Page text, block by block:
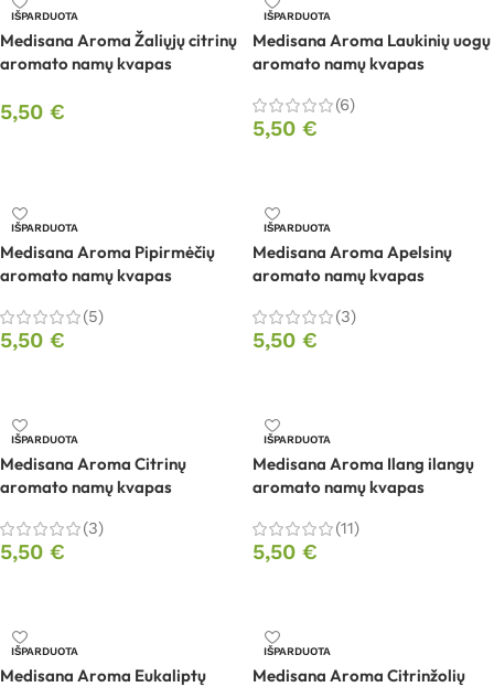
IŠPARDUOTA
Medisana Aroma Žaliųjų citrinų
aromato namų kvapas
5,50 €
IŠPARDUOTA
Medisana Aroma Laukinių uogų
aromato namų kvapas
(6)
5,50 €
IŠPARDUOTA
Medisana Aroma Pipirmėčių
aromato namų kvapas
(5)
5,50 €
IŠPARDUOTA
Medisana Aroma Apelsinų
aromato namų kvapas
(3)
5,50 €
IŠPARDUOTA
Medisana Aroma Citrinų
aromato namų kvapas
(3)
5,50 €
IŠPARDUOTA
Medisana Aroma Ilang ilangų
aromato namų kvapas
(11)
5,50 €
IŠPARDUOTA
Medisana Aroma Eukaliptų
IŠPARDUOTA
Medisana Aroma Citrinžolių